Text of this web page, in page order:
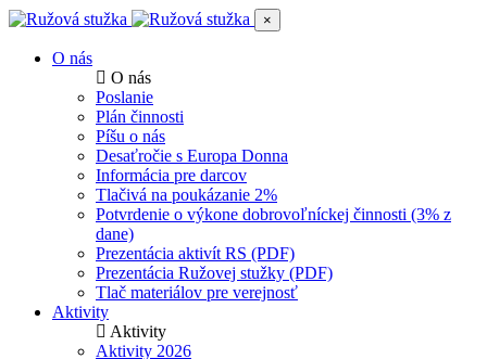
×
O nás
O nás
Poslanie
Plán činnosti
Píšu o nás
Desaťročie s Europa Donna
Informácia pre darcov
Tlačivá na poukázanie 2%
Potvrdenie o výkone dobrovoľníckej činnosti (3% z
dane)
Prezentácia aktivít RS (PDF)
Prezentácia Ružovej stužky (PDF)
Tlač materiálov pre verejnosť
Aktivity
Aktivity
Aktivity 2026